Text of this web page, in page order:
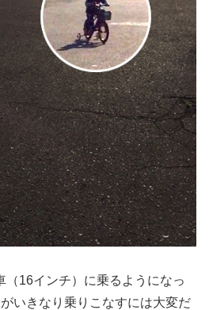
（16インチ）に乗るようになっ
いきなり乗りこなすには大変だ